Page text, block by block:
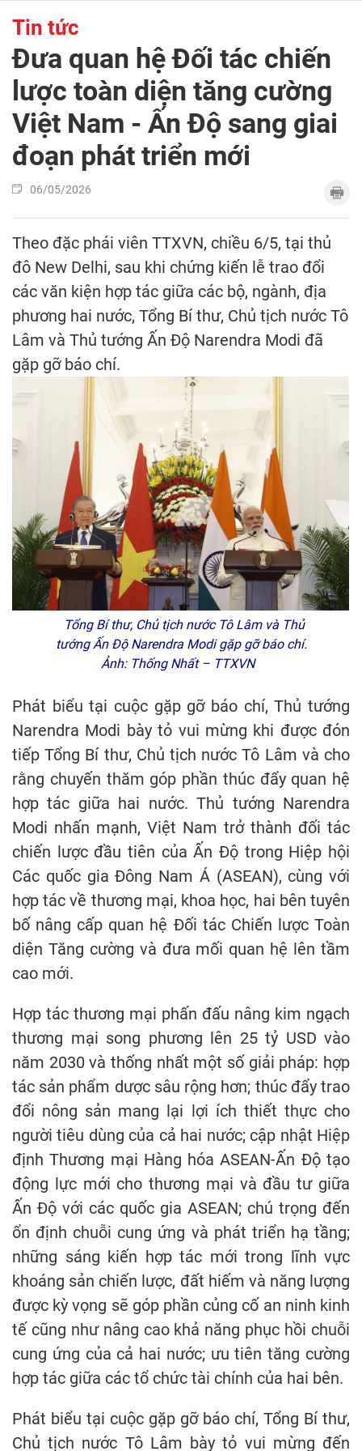
Tin tức
Đưa quan hệ Đối tác chiến
lược toàn diện tăng cường
Việt Nam - Ấn Độ sang giai
đoạn phát triển mới
06/05/2026
Theo đặc phái viên TTXVN, chiều 6/5, tại thủ
đô New Delhi, sau khi chứng kiến lễ trao đổi
các văn kiện hợp tác giữa các bộ, ngành, địa
phương hai nước, Tổng Bí thư, Chủ tịch nước Tô
Lâm và Thủ tướng Ấn Độ Narendra Modi đã
gặp gỡ báo chí.
Tổng Bí thư, Chủ tịch nước Tô Lâm và Thủ
tướng Ấn Độ Narendra Modi gặp gỡ báo chí.
Ảnh: Thống Nhất – TTXVN
Phát biểu tại cuộc gặp gỡ báo chí, Thủ tướng
Narendra Modi bày tỏ vui mừng khi được đón
tiếp Tổng Bí thư, Chủ tịch nước Tô Lâm và cho
rằng chuyến thăm góp phần thúc đẩy quan hệ
hợp tác giữa hai nước. Thủ tướng Narendra
Modi nhấn mạnh, Việt Nam trở thành đối tác
chiến lược đầu tiên của Ấn Độ trong Hiệp hội
Các quốc gia Đông Nam Á (ASEAN), cùng với
hợp tác về thương mại, khoa học, hai bên tuyên
bố nâng cấp quan hệ Đối tác Chiến lược Toàn
diện Tăng cường và đưa mối quan hệ lên tầm
cao mới.
Hợp tác thương mại phấn đấu nâng kim ngạch
thương mại song phương lên 25 tỷ USD vào
năm 2030 và thống nhất một số giải pháp: hợp
tác sản phẩm dược sâu rộng hơn; thúc đẩy trao
đổi nông sản mang lại lợi ích thiết thực cho
người tiêu dùng của cả hai nước; cập nhật Hiệp
định Thương mại Hàng hóa ASEAN-Ấn Độ tạo
động lực mới cho thương mại và đầu tư giữa
Ấn Độ với các quốc gia ASEAN; chú trọng đến
ổn định chuỗi cung ứng và phát triển hạ tầng;
những sáng kiến hợp tác mới trong lĩnh vực
khoáng sản chiến lược, đất hiếm và năng lượng
được kỳ vọng sẽ góp phần củng cố an ninh kinh
tế cũng như nâng cao khả năng phục hồi chuỗi
cung ứng của cả hai nước; ưu tiên tăng cường
hợp tác giữa các tổ chức tài chính của hai bên.
Phát biểu tại cuộc gặp gỡ báo chí, Tổng Bí thư,
Chủ tịch nước Tô Lâm bày tỏ vui mừng đến